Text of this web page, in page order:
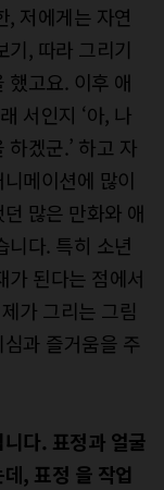
, 저에게는 자연
기, 따라 그리기
했고요. 이후 애
서인지 ‘아, 나
겠군.’ 하고 자
메이션에 많이
많은 만화와 애
니다. 특히 소년
가 된다는 점에서
가 그리는 그림
과 즐거움을 주
다. 표정과 얼굴
, 표정 을 작업